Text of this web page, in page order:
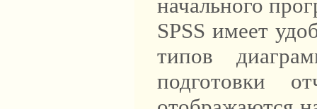
начального
SPSS имеет
типов
подготовки